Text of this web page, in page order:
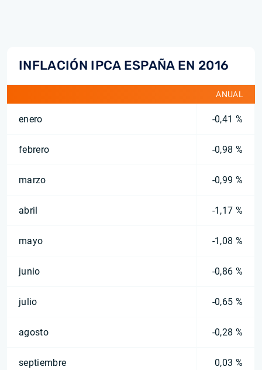
INFLACIÓN IPCA ESPAÑA EN 2016
ANUAL
enero -0,41 %
febrero -0,98 %
marzo -0,99 %
abril -1,17 %
mayo -1,08 %
junio -0,86 %
julio -0,65 %
agosto -0,28 %
septiembre 0,03 %